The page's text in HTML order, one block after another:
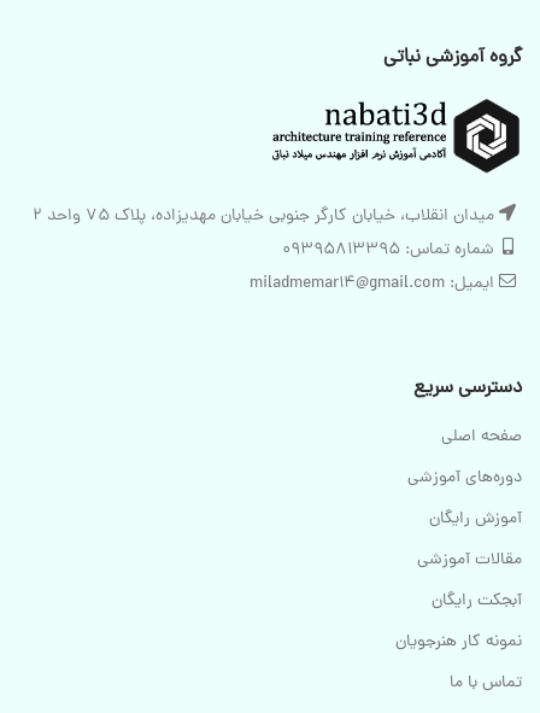
گروه آموزشی نباتی
میدان انقلاب، خیابان کارگر جنوبی خیابان مهدیزاده، پلاک 75 واحد 2
شماره تماس: 09395813395
ایمیل: miladmemar14@gmail.com
دسترسی سریع
صفحه اصلی
دوره‌های آموزشی
آموزش رایگان
مقالات آموزشی
آبجکت رایگان
نمونه کار هنرجویان
تماس با ما